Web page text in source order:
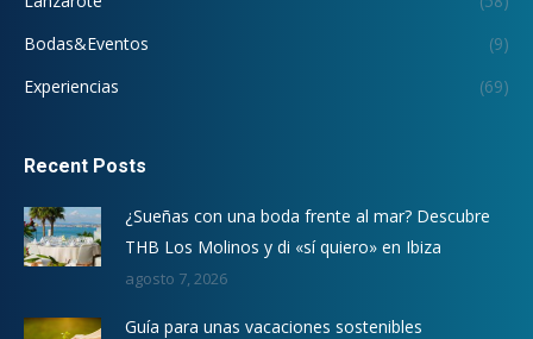
Bodas&Eventos
(9)
Experiencias
(69)
Recent Posts
¿Sueñas con una boda frente al mar? Descubre
THB Los Molinos y di «sí quiero» en Ibiza
agosto 7, 2026
Guía para unas vacaciones sostenibles